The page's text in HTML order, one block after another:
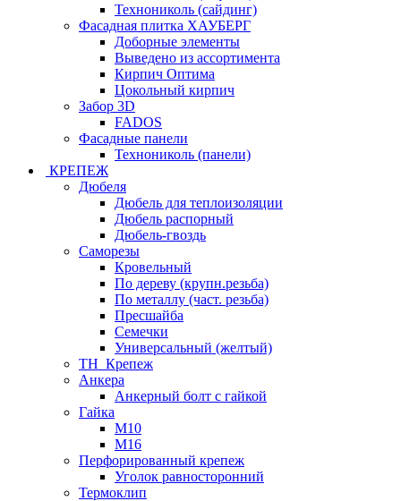
Технониколь (сайдинг)
Фасадная плитка ХАУБЕРГ
Доборные элементы
Выведено из ассортимента
Кирпич Оптима
Цокольный кирпич
Забор 3D
FADOS
Фасадные панели
Технониколь (панели)
КРЕПЕЖ
Дюбеля
Дюбель для теплоизоляции
Дюбель распорный
Дюбель-гвоздь
Саморезы
Кровельный
По дереву (крупн.резьба)
По металлу (част. резьба)
Пресшайба
Семечки
Универсальный (желтый)
ТН_Крепеж
Анкера
Анкерный болт с гайкой
Гайка
М10
М16
Перфорированный крепеж
Уголок равносторонний
Термоклип